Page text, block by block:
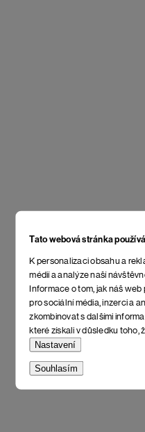
Tato webová stránka
K personalizaci obsahu a
médií a analýze naší
Informace o tom, jak náš
pro sociální média, inzerci a
zkombinovat s dalšími
které získali v důsledku toho,
Nastavení
Souhlasím